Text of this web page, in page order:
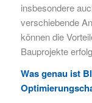
insbesondere
verschiebende
können die
Bauprojekte
Was genau ist